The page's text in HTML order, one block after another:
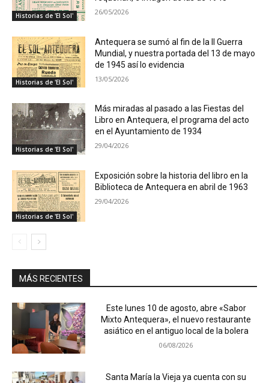
Historias de 'El Sol' 26/05/2026
Historias de 'El Sol'
Antequera se sumó al fin de la II Guerra
Mundial, y nuestra portada del 13 de mayo
de 1945 así lo evidencia
13/05/2026
Historias de 'El Sol'
Más miradas al pasado a las Fiestas del
Libro en Antequera, el programa del acto
en el Ayuntamiento de 1934
29/04/2026
Historias de 'El Sol'
Exposición sobre la historia del libro en la
Biblioteca de Antequera en abril de 1963
29/04/2026
MÁS RECIENTES
Este lunes 10 de agosto, abre «Sabor
Mixto Antequera», el nuevo restaurante
asiático en el antiguo local de la bolera
06/08/2026
Santa María la Vieja ya cuenta con su